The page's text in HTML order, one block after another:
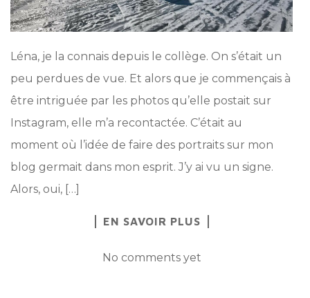
Léna, je la connais depuis le collège. On s’était un
peu perdues de vue. Et alors que je commençais à
être intriguée par les photos qu’elle postait sur
Instagram, elle m’a recontactée. C’était au
moment où l’idée de faire des portraits sur mon
blog germait dans mon esprit. J’y ai vu un signe.
Alors, oui, […]
EN SAVOIR PLUS
No comments yet